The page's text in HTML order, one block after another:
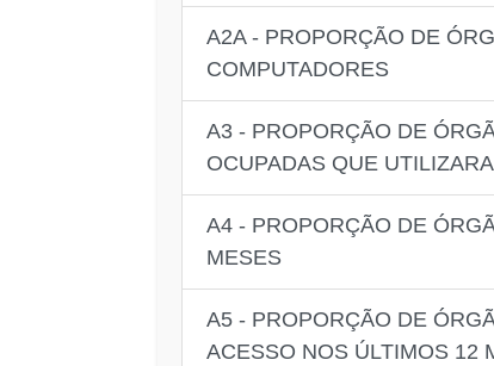
A2A - PROPORÇÃO DE
COMPUTADORES
A3 - PROPORÇÃO DE
OCUPADAS QUE
A4 - PROPORÇÃO DE
MESES
A5 - PROPORÇÃO DE
ACESSO NOS ÚLTIMOS 12